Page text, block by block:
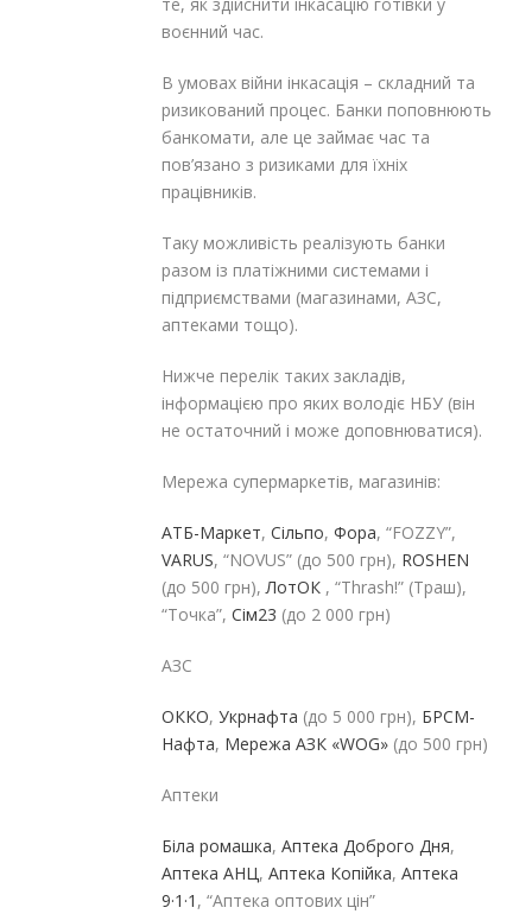
воєнний час.
В умовах війни інкасація – складний та
ризикований процес. Банки поповнюють
банкомати, але це займає час та
пов’язано з ризиками для їхніх
працівників.
Таку можливість реалізують банки
разом із платіжними системами і
підприємствами (магазинами, АЗС,
аптеками тощо).
Нижче перелік таких закладів,
інформацією про яких володіє НБУ (він
не остаточний і може доповнюватися).
Мережа супермаркетів, магазинів:
АТБ-Маркет, Сільпо, Фора, “FOZZY”,
VARUS, “NOVUS” (до 500 грн), ROSHEN
(до 500 грн),ЛотОК , “Thrash!” (Траш),
“Точка”, Сім23 (до 2 000 грн)
АЗС
ОККО, Укрнафта (до 5 000 грн), БРСМ-
Нафта, Мережа АЗК «WOG» (до 500 грн)
Аптеки
Біла ромашка, Аптека Доброго Дня,
Аптека АНЦ, Аптека Копійка, Аптека
9·1·1 , “Аптека оптових цін”